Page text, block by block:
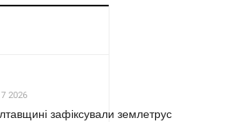
2026
зафіксували землетрус